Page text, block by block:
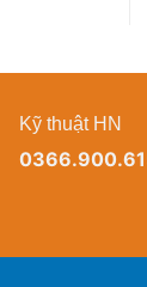
Kỹ thuật HN